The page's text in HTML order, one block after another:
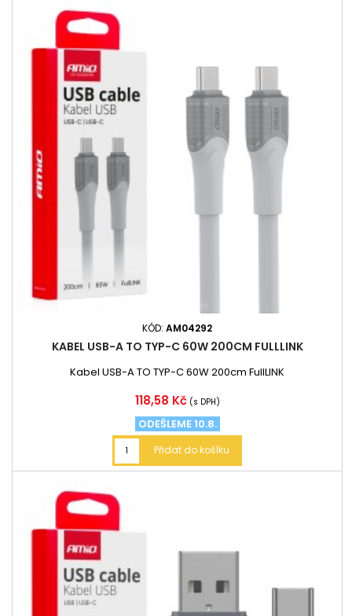
KÓD: AM04292
KABEL USB-A TO TYP-C 60W 200CM FULLLINK
Kabel USB-A TO TYP-C 60W 200cm FullLINK
Cena
118,58 Kč (s DPH)
ODEŠLEME 10.8.
Přidat do košíku